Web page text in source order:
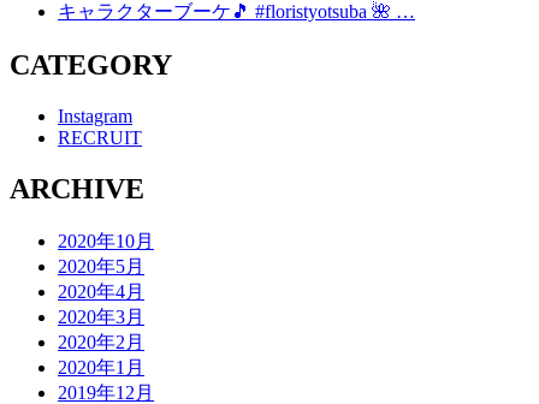
キャラクターブーケ🎵 #floristyotsuba 🌺 …
CATEGORY
Instagram
RECRUIT
ARCHIVE
2020年10月
2020年5月
2020年4月
2020年3月
2020年2月
2020年1月
2019年12月